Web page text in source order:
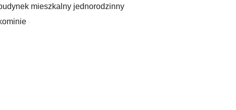
mieszkalny jednorodzinny